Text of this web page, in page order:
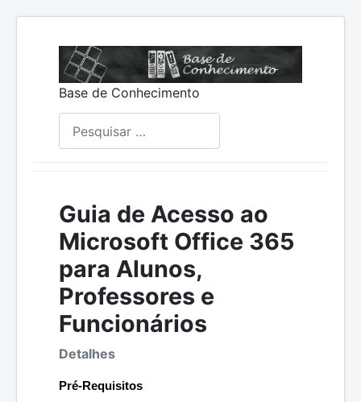
Base de Conhecimento
Guia de Acesso ao
Microsoft Office 365
para Alunos,
Professores e
Funcionários
Detalhes
Pré-Requisitos